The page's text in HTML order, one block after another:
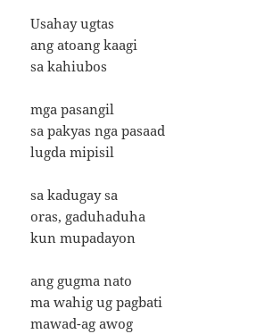
Usahay ugtas
ang atoang kaagi
sa kahiubos
mga pasangil
sa pakyas nga pasaad
lugda mipisil
sa kadugay sa
oras, gaduhaduha
kun mupadayon
ang gugma nato
ma wahig ug pagbati
mawad-ag awog